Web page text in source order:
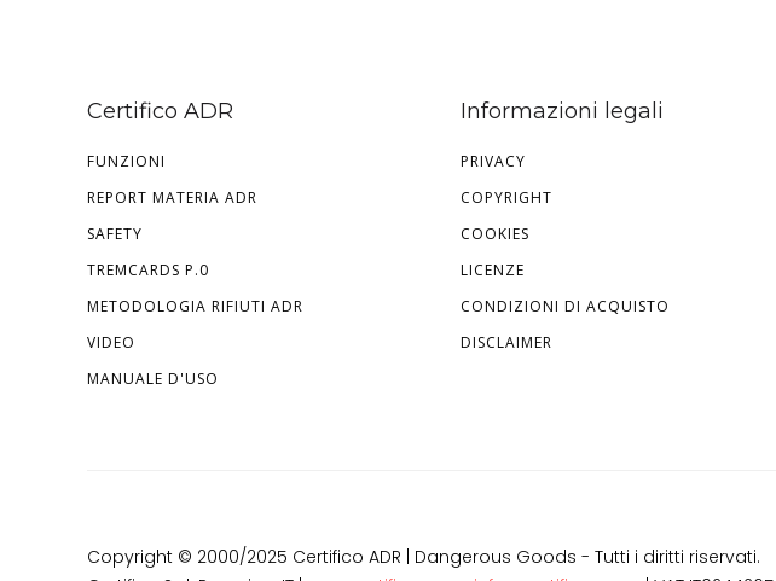
Certifico ADR
FUNZIONI
REPORT MATERIA ADR
SAFETY
TREMCARDS P.0
METODOLOGIA RIFIUTI ADR
VIDEO
MANUALE D'USO
Informazioni legali
PRIVACY
COPYRIGHT
COOKIES
LICENZE
CONDIZIONI DI ACQUISTO
DISCLAIMER
Copyright © 2000/2025 Certifico ADR | Dangerous Goods - Tutti i diritti riservati.